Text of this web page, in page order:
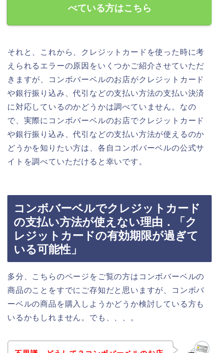
べている方はこちら
それと、これから、クレジットカードを使った時に考
えられるエラーの原因をいくつかご紹介させていただ
きますが、コンボバーベルのお店がクレジットカード
や銀行振り込み、代引などの支払い方法の支払い決済
に対応しているのかどうかは調べていません。なの
で、実際にコンボバーベルのお店でクレジットカード
や銀行振り込み、代引などの支払い方法が使えるのか
どうかを知りたい方は、各自コンボバーベルの公式サ
イトを調べていただけると幸いです。
コンボバーベルでクレジットカード
の支払い方法が使えない理由．「ク
レジットカードの有効期限が過ぎて
いる可能性」
多分、こちらのページをご覧の方はコンボバーベルの
商品のことをすでにご存知だと思いますが、コンボバ
ーベルの商品を購入しようかどうか検討している方も
いるかもしれません。でも、、、。